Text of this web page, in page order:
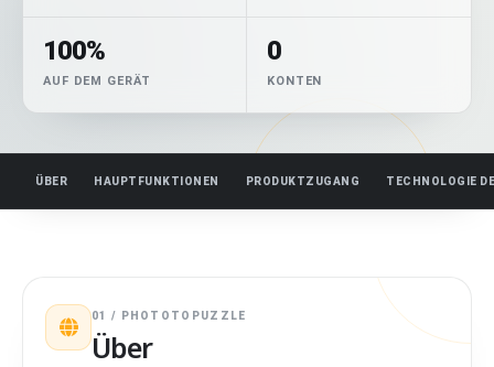
100%
AUF DEM GERÄT
0
KONTEN
ÜBER HAUPTFUNKTIONEN PRODUKTZUGANG TECHNOLOGIE
01 / PHOTOTOPUZZLE
Über